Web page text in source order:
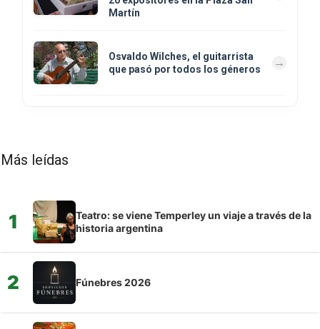
Martín
Osvaldo Wilches, el guitarrista
que pasó por todos los géneros
Más leídas
1
Teatro: se viene Temperley un viaje a través de la
historia argentina
2 Fúnebres 2026